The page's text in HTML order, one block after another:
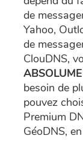
de
Yahoo,
de
ClouDNS,
besoin de
pouvez
Premium
GéoDNS,